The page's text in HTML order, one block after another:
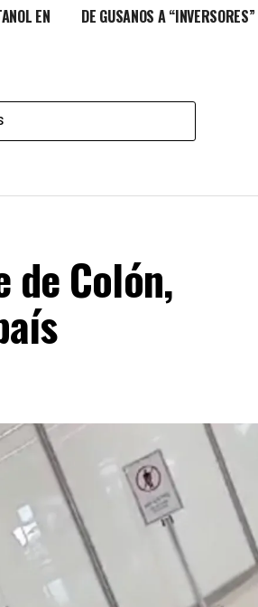
EN DE GUSANOS A “INVERSORES”
de Colón,